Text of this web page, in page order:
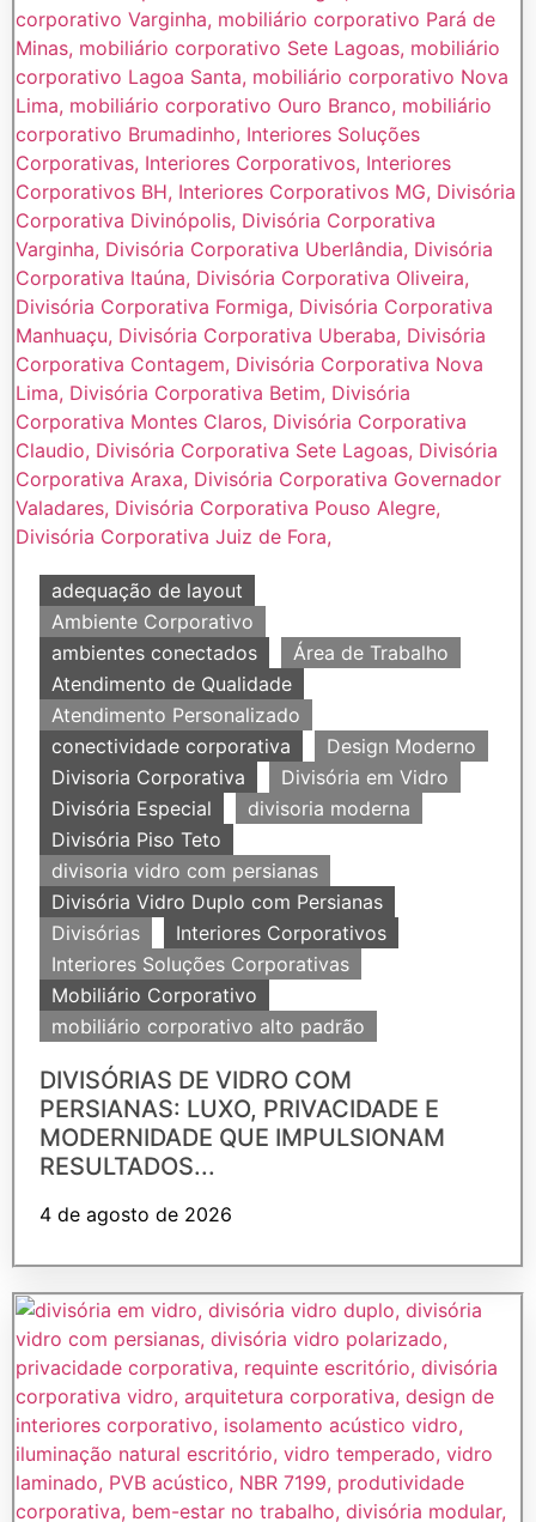
adequação de layout
Ambiente Corporativo
ambientes conectados
Área de Trabalho
Atendimento de Qualidade
Atendimento Personalizado
conectividade corporativa
Design Moderno
Divisoria Corporativa
Divisória em Vidro
Divisória Especial
divisoria moderna
Divisória Piso Teto
divisoria vidro com persianas
Divisória Vidro Duplo com Persianas
Divisórias
Interiores Corporativos
Interiores Soluções Corporativas
Mobiliário Corporativo
mobiliário corporativo alto padrão
DIVISÓRIAS DE VIDRO COM
PERSIANAS: LUXO, PRIVACIDADE E
MODERNIDADE QUE IMPULSIONAM
RESULTADOS...
4 de agosto de 2026